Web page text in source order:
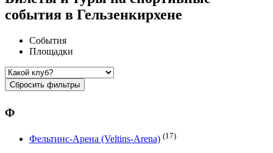
события в Гельзенкирхене
События
Площадки
Сбросить фильтры
Ф
Фельтинс-Арена (Veltins-Arena) (17)